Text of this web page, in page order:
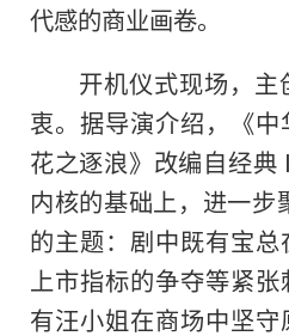
代感的商业画卷。
开机仪式现场，
衷。据导演介绍，《
花之逐浪》改编自经典
内核的基础上，进一
的主题：剧中既有宝总
上市指标的争夺等紧
有汪小姐在商场中坚